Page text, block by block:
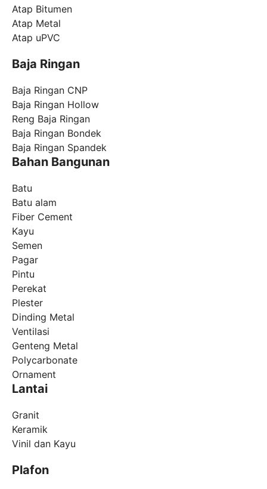
Atap Bitumen
Atap Metal
Atap uPVC
Baja Ringan
Baja Ringan CNP
Baja Ringan Hollow
Reng Baja Ringan
Baja Ringan Bondek
Baja Ringan Spandek
Bahan Bangunan
Batu
Batu alam
Fiber Cement
Kayu
Semen
Pagar
Pintu
Perekat
Plester
Dinding Metal
Ventilasi
Genteng Metal
Polycarbonate
Ornament
Lantai
Granit
Keramik
Vinil dan Kayu
Plafon